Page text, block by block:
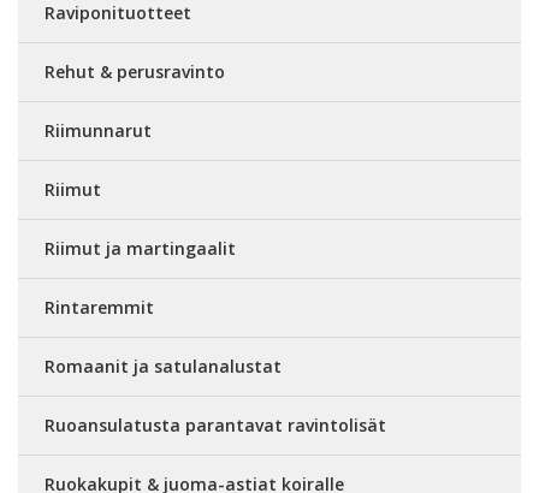
Raviponituotteet
Rehut & perusravinto
Riimunnarut
Riimut
Riimut ja martingaalit
Rintaremmit
Romaanit ja satulanalustat
Ruoansulatusta parantavat ravintolisät
Ruokakupit & juoma-astiat koiralle